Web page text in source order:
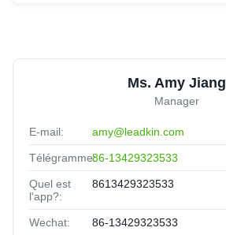
Ms. Amy Jiang
Manager
E-mail: amy@leadkin.com
Télégramme:86-13429323533
Quel est
l'app?:
8613429323533
Wechat: 86-13429323533